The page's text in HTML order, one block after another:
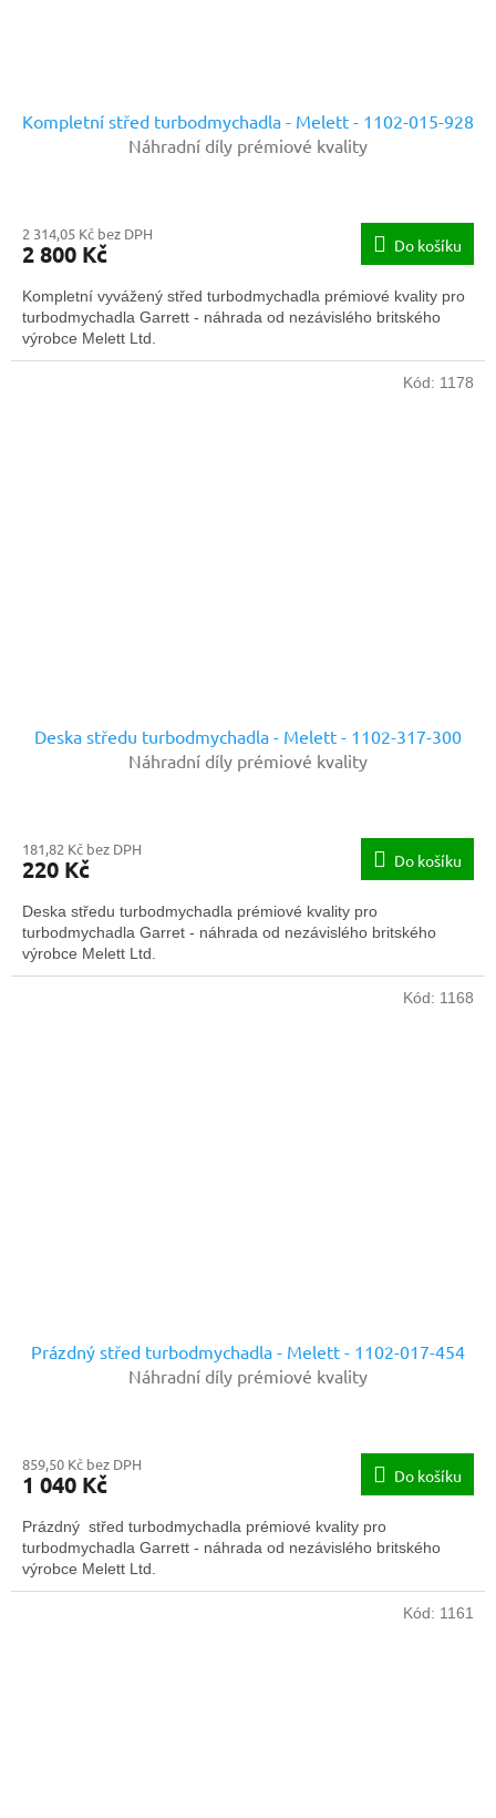
Kompletní střed turbodmychadla - Melett - 1102-015-928
Náhradní díly prémiové kvality
2 314,05 Kč bez DPH
2 800 Kč Do košíku
Kompletní vyvážený střed turbodmychadla prémiové kvality pro
turbodmychadla Garrett - náhrada od nezávislého britského
výrobce Melett Ltd.
Deska středu turbodmychadla - Melett - 1102-317-300
Náhradní díly prémiové kvality
181,82 Kč bez DPH
220 Kč Do košíku
Deska středu turbodmychadla prémiové kvality pro
turbodmychadla Garret - náhrada od nezávislého britského
výrobce Melett Ltd.
Kód: 1178
Prázdný střed turbodmychadla - Melett - 1102-017-454
Náhradní díly prémiové kvality
859,50 Kč bez DPH
1 040 Kč Do košíku
Prázdný střed turbodmychadla prémiové kvality pro
turbodmychadla Garrett - náhrada od nezávislého britského
výrobce Melett Ltd.
Kód: 1168
Kód: 1161